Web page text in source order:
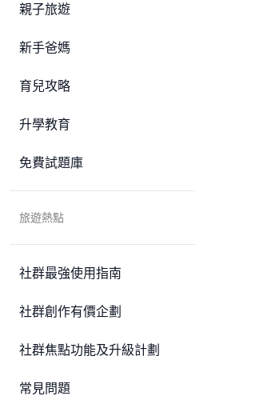
親子旅遊
新手爸媽
育兒攻略
升學教育
免費試題庫
旅遊熱點
社群最強使用指南
社群創作有價企劃
社群焦點功能及升級計劃
常見問題